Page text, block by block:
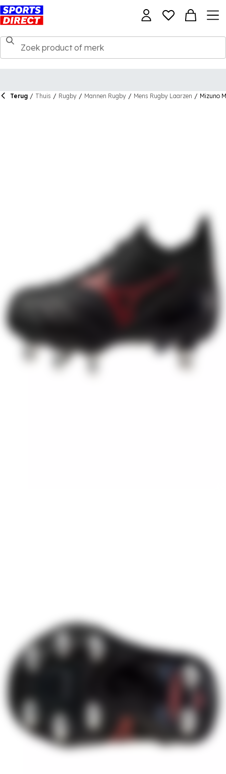
Terug / Thuis / Rugby / Mannen Rugby / Mens Rugby Laarzen / Mizuno